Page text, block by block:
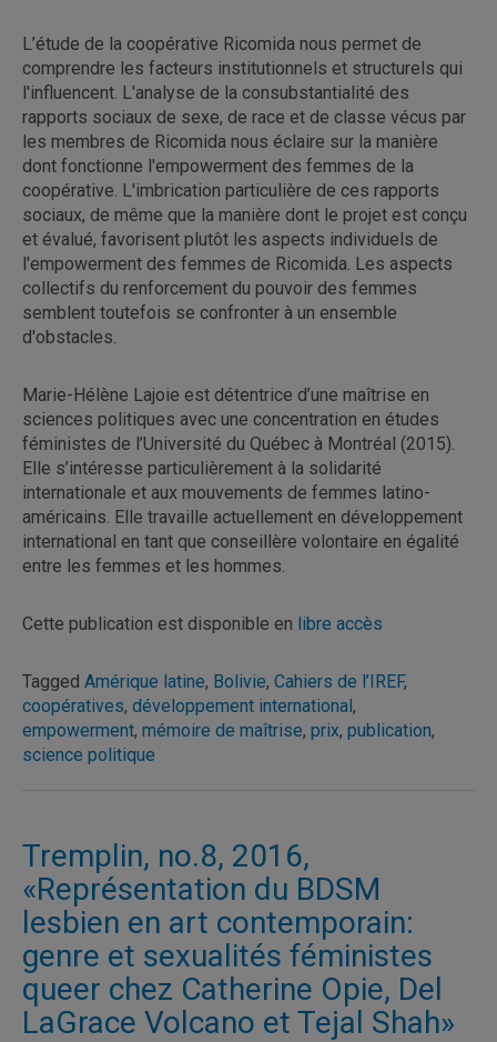
L’étude de la coopérative Ricomida nous permet de
comprendre les facteurs institutionnels et structurels qui
l'influencent. L'analyse de la consubstantialité des
rapports sociaux de sexe, de race et de classe vécus par
les membres de Ricomida nous éclaire sur la manière
dont fonctionne l'empowerment des femmes de la
coopérative. L'imbrication particulière de ces rapports
sociaux, de même que la manière dont le projet est conçu
et évalué, favorisent plutôt les aspects individuels de
l'empowerment des femmes de Ricomida. Les aspects
collectifs du renforcement du pouvoir des femmes
semblent toutefois se confronter à un ensemble
d'obstacles.
Marie-Hélène Lajoie est détentrice d’une maîtrise en
sciences politiques avec une concentration en études
féministes de l’Université du Québec à Montréal (2015).
Elle s’intéresse particulièrement à la solidarité
internationale et aux mouvements de femmes latino-
américains. Elle travaille actuellement en développement
international en tant que conseillère volontaire en égalité
entre les femmes et les hommes.
Cette publication est disponible en libre accès
Tagged Amérique latine, Bolivie, Cahiers de l’IREF,
coopératives, développement international,
empowerment, mémoire de maîtrise, prix, publication,
science politique
Tremplin, no.8, 2016,
«Représentation du BDSM
lesbien en art contemporain:
genre et sexualités féministes
queer chez Catherine Opie, Del
LaGrace Volcano et Tejal Shah»